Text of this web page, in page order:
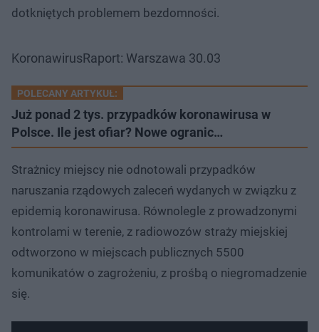
dotkniętych problemem bezdomności.
KoronawirusRaport: Warszawa 30.03
POLECANY ARTYKUŁ:
Już ponad 2 tys. przypadków koronawirusa w
Polsce. Ile jest ofiar? Nowe ogranic…
Strażnicy miejscy nie odnotowali przypadków
naruszania rządowych zaleceń wydanych w związku z
epidemią koronawirusa. Równolegle z prowadzonymi
kontrolami w terenie, z radiowozów straży miejskiej
odtworzono w miejscach publicznych 5500
komunikatów o zagrożeniu, z prośbą o niegromadzenie
się.